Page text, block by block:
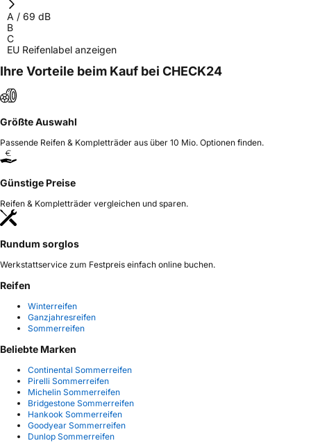
A / 69 dB
B
C
EU Reifenlabel anzeigen
Ihre Vorteile beim Kauf bei CHECK24
Größte Auswahl
Passende Reifen & Kompletträder aus über 10 Mio. Optionen finden.
Günstige Preise
Reifen & Kompletträder vergleichen und sparen.
Rundum sorglos
Werkstattservice zum Festpreis einfach online buchen.
Reifen
Winterreifen
Ganzjahresreifen
Sommerreifen
Beliebte Marken
Continental Sommerreifen
Pirelli Sommerreifen
Michelin Sommerreifen
Bridgestone Sommerreifen
Hankook Sommerreifen
Goodyear Sommerreifen
Dunlop Sommerreifen